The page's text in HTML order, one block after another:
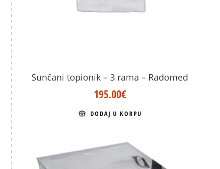
Sunčani topionik – 3 rama – Radomed
195.00€
DODAJ U KORPU